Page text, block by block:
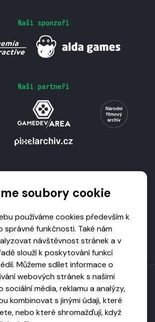
Naši sponzoři
Naši partneři
podléhá licenci CC BY-NC-ND
neužívejte komerčně, nezpracovávejte.
soubory cookie
používáme cookies především k
správné funkčnosti. Také nám
návštěvnost stránek a v
slouží k poskytování funkcí
Můžeme sdílet informace o
webových stránek s našimi
média, reklamu a analýzy,
kombinovat s jinými údaji, které
nebo které shromažďují, když